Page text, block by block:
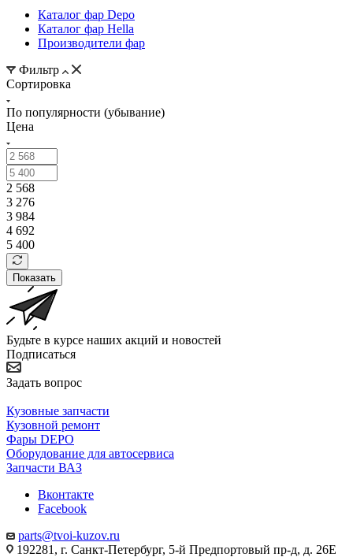
Каталог фар Depo
Каталог фар Hella
Производители фар
Фильтр
Сортировка
По популярности (убывание)
Цена
2 568
3 276
3 984
4 692
5 400
Показать
Будьте в курсе наших акций и новостей
Подписаться
Задать вопрос
Кузовные запчасти
Кузовной ремонт
Фары DEPO
Оборудование для автосервиса
Запчасти ВАЗ
Вконтакте
Facebook
parts@tvoi-kuzov.ru
192281, г. Санкт-Петербург, 5-й Предпортовый пр-д, д. 26Е